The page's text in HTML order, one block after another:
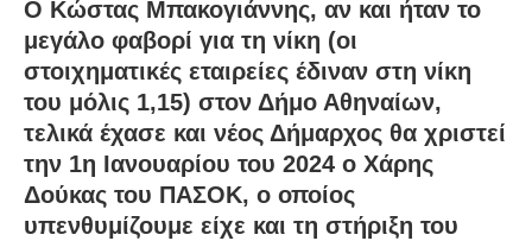
Ο Κώστας Μπακογιάννης, αν και ήταν το
μεγάλο φαβορί για τη νίκη (οι
στοιχηματικές εταιρείες έδιναν στη νίκη
του μόλις 1,15) στον Δήμο Αθηναίων,
τελικά έχασε και νέος Δήμαρχος θα χριστεί
την 1η Ιανουαρίου του 2024 ο Χάρης
Δούκας του ΠΑΣΟΚ, ο οποίος
υπενθυμίζουμε είχε και τη στήριξη του